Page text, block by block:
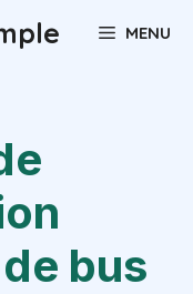
MENU
bus